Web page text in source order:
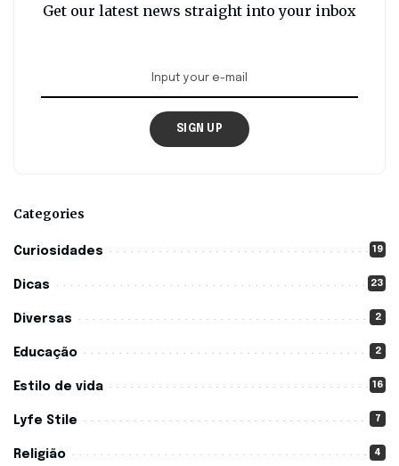
Get our latest news straight into your inbox
SIGN UP
Categories
Curiosidades 19
Dicas 23
Diversas 2
Educação 2
Estilo de vida 16
Lyfe Stile 7
Religião 4